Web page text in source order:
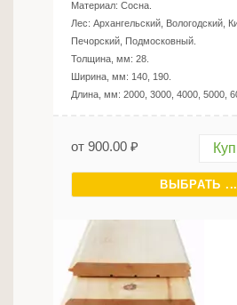
Материал: Сосна
Лес: Архангельский, Вологодский,
Печорский, Подмосковный
Толщина, мм: 28
Ширина, мм: 140, 190
Длина, мм: 2000, 3000, 4000, 5000,
от 900.00 ₽
ВЫБРАТЬ ...